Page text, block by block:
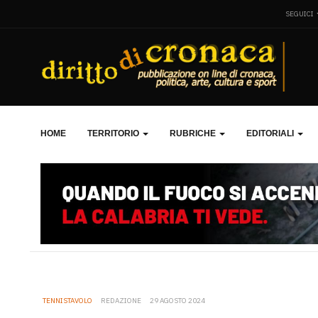
SEGUICI
HOME TERRITORIO RUBRICHE EDITORIALI
TENNISTAVOLO REDAZIONE 29 AGOSTO 2024